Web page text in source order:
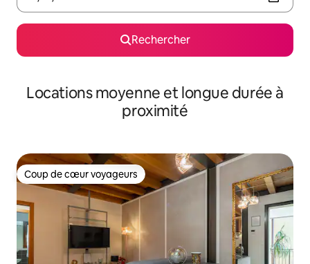
Rechercher
Locations moyenne et longue durée à
proximité
Coup de cœur voyageurs
Coup de cœur voyageurs